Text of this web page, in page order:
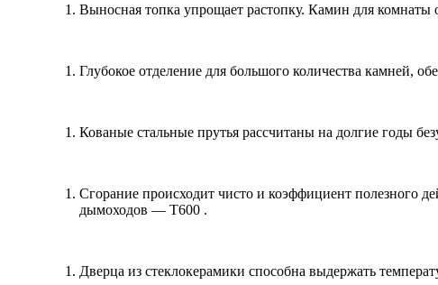
Выносная топка упрощает растопку. Камин для комнаты
Глубокое отделение для большого количества камней,
Кованые стальные прутья рассчитаны на долгие годы
Сгорание происходит чисто и коэффициент полезного
дымоходов — T600 .
Дверца из стеклокерамики способна выдержать